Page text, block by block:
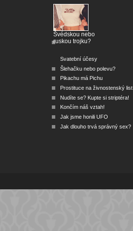
Švédskou nebo
ruskou trojku?
Svatební účesy
Šlehačku nebo polevu?
Pikachu má Pichu
Prostituce na živnostenský list
Nudíte se? Kupte si striptéra!
Končím náš vztah!
Jak jsme honili UFO
Jak dlouho trvá správný sex?